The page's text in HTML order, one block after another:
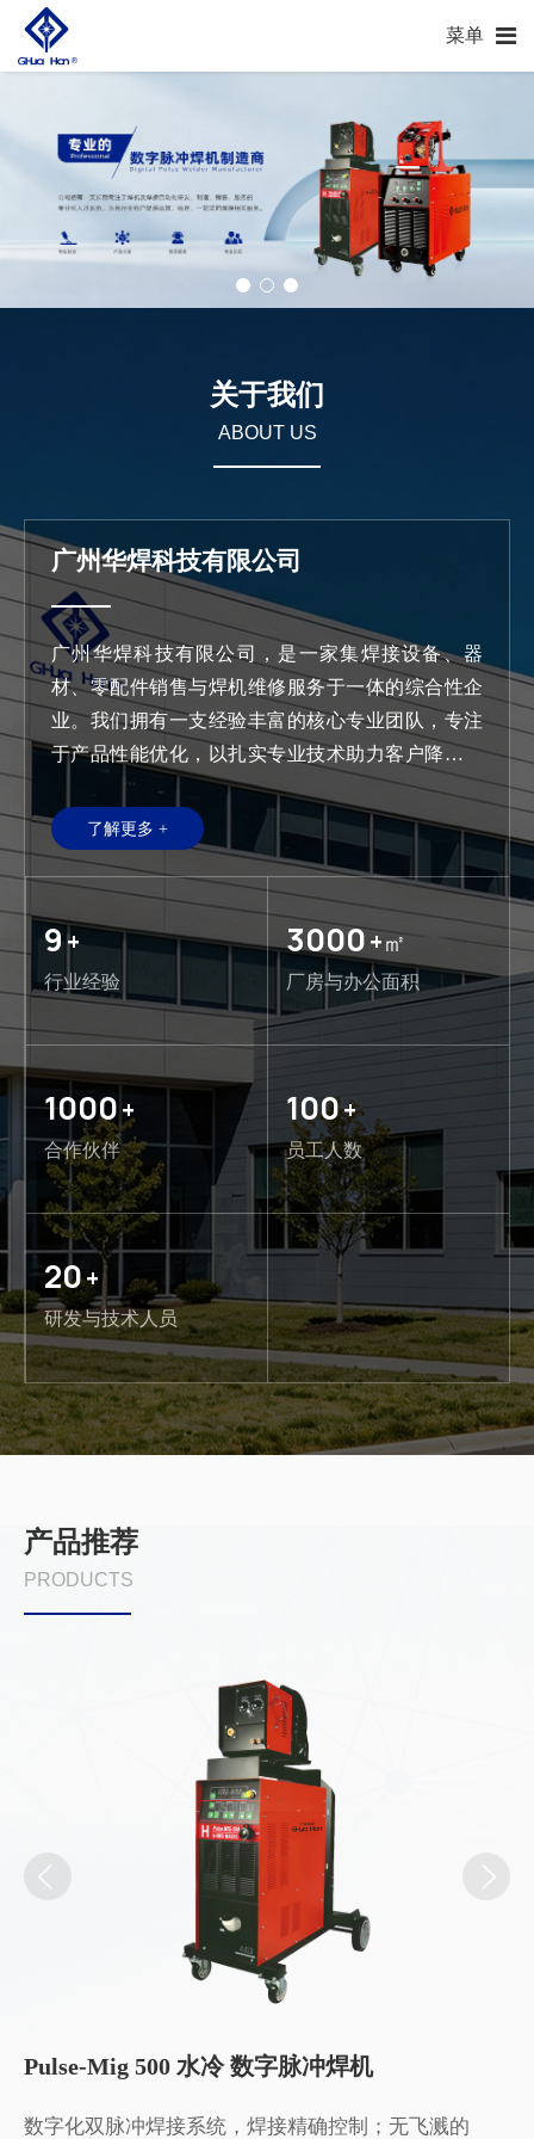
菜单
关于我们
ABOUT US
广州华焊科技有限公司
广州华焊科技有限公司，是一家集焊接设备、器
材、零配件销售与焊机维修服务于一体的综合性企
业。我们拥有一支经验丰富的核心专业团队，专注
于产品性能优化，以扎实专业技术助力客户降本增
效、提升生产效能，在业内树立了诚信可靠的品牌
形象，成为众多客户信赖的焊接解决方案合作伙
伴，为各行业客户提供高效、稳定、一站式的焊接
相关服务。
了解更多 +
9+
行业经验
3000+㎡
厂房与办公面积
1000+
合作伙伴
100+
员工人数
20+
研发与技术人员
产品推荐
PRODUCTS
Pulse-Mig 500 水冷 数字脉冲焊机
数字化双脉冲焊接系统，焊接精确控制；无飞溅的